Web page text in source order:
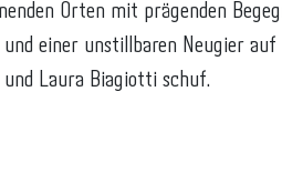
Orten mit prägenden
einer unstillbaren Neugier
Laura Biagiotti schuf.